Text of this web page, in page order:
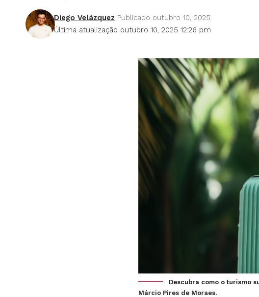
Última atualização outubro 10, 2025 12:26 pm
Diego Velázquez Publicado outubro 10, 2025
Descubra como o turismo
Márcio Pires de Moraes.